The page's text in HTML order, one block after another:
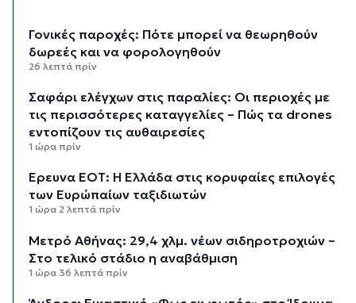
Γονικές παροχές: Πότε μπορεί να θεωρηθούν
δωρεές και να φορολογηθούν
26 λεπτά πρίν
Σαφάρι ελέγχων στις παραλίες: Οι περιοχές με
τις περισσότερες καταγγελίες – Πώς τα drones
εντοπίζουν τις αυθαιρεσίες
1 ώρα πρίν
Έρευνα ΕΟΤ: Η Ελλάδα στις κορυφαίες επιλογές
των Ευρώπαίων ταξιδιωτών
1 ώρα 2 λεπτά πρίν
Μετρό Αθήνας: 29,4 χλμ. νέων σιδηροτροχιών –
Στο τελικό στάδιο η αναβάθμιση
1 ώρα 36 λεπτά πρίν